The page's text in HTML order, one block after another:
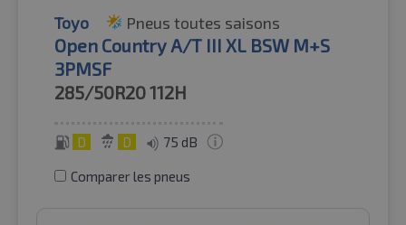
Toyo Pneus toutes saisons
Open Country A/T III XL BSW M+S
3PMSF
285/50R20112H
D D 75 dB
Comparer les pneus